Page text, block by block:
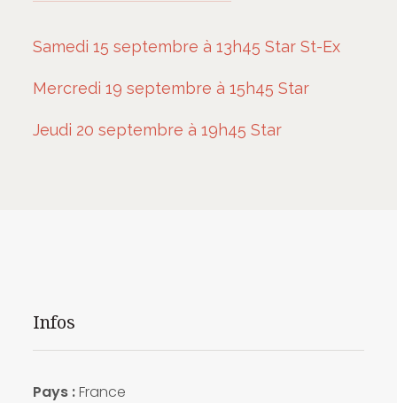
Samedi 15 septembre à 13h45 Star St-Ex
Mercredi 19 septembre à 15h45 Star
Jeudi 20 septembre à 19h45 Star
Infos
Pays :France